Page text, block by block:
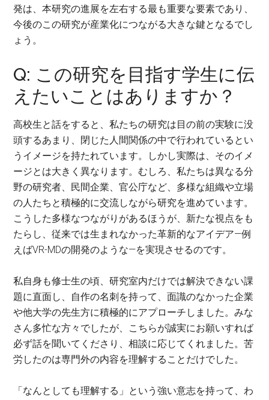
発は、本研究の進展を左右する最も重要な要素であり、
今後のこの研究が産業化につながる大きな鍵となるでし
ょう。
Q: この研究を目指す学生に伝
えたいことはありますか？
高校生と話をすると、私たちの研究は目の前の実験に没
頭するあまり、閉じた人間関係の中で行われているとい
うイメージを持たれています。しかし実際は、そのイメ
ージとは大きく異なります。むしろ、私たちは異なる分
野の研究者、民間企業、官公庁など、多様な組織や立場
の人たちと積極的に交流しながら研究を進めています。
こうした多様なつながりがあるほうが、新たな視点をも
たらし、従来では生まれなかった革新的なアイデア—例
えばVR-MDの開発のような—を実現させるのです。
私自身も修士生の頃、研究室内だけでは解決できない課
題に直面し、自作の名刺を持って、面識のなかった企業
や他大学の先生方に積極的にアプローチしました。みな
さん多忙な方々でしたが、こちらが誠実にお願いすれば
必ず話を聞いてくださり、相談に応じてくれました。苦
労したのは専門外の内容を理解することだけでした。
「なんとしても理解する」という強い意志を持って、わ